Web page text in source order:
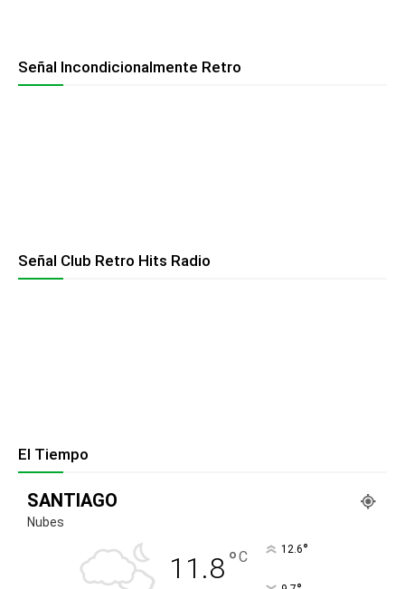
Señal Incondicionalmente Retro
Señal Club Retro Hits Radio
El Tiempo
SANTIAGO
Nubes
11.8°C 12.6°